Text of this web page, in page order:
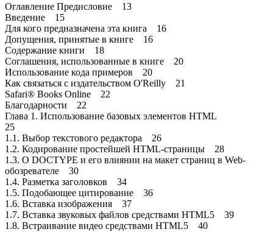
Оглавление Предисловие 13
Введение 15
Для кого предназначена эта книга 16
Допущения, принятые в книге 16
Содержание книги 18
Соглашения, использованные в книге 20
Использование кода примеров 20
Как связаться с издательством O'Reilly 21
Safari® Books Online 22
Благодарности 22
Глава 1. Использование базовых элементов HTML
25
1.1. Выбор текстового редактора 26
1.2. Кодирование простейшей HTML-страницы 28
1.3. О DOCTYPE и его влиянии на макет страниц в Web-
обозревателе 30
1.4. Разметка заголовков 34
1.5. Подобающее цитирование 36
1.6. Вставка изображения 37
1.7. Вставка звуковых файлов средствами HTML5 39
1.8. Встраивание видео средствами HTML5 40